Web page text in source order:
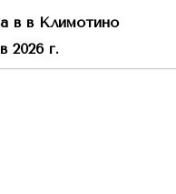
в в Климотино
2026 г.